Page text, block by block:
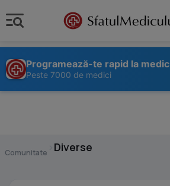
Programează-te rapid la medic
Peste 7000 de medici
Comunitate Diverse